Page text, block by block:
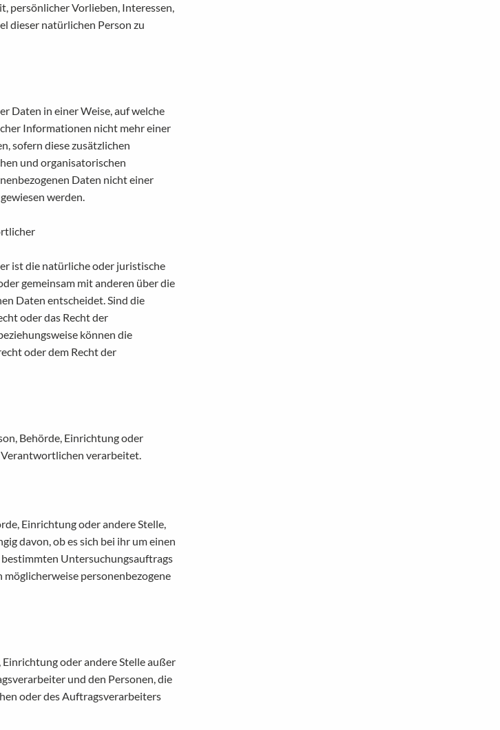
persönlicher Vorlieben, Interessen,
dieser natürlichen Person zu
Daten in einer Weise, auf welche
Informationen nicht mehr einer
sofern diese zusätzlichen
und organisatorischen
Daten nicht einer
werden.
ist die natürliche oder juristische
gemeinsam mit anderen über die
Daten entscheidet. Sind die
oder das Recht der
können die
oder dem Recht der
Behörde, Einrichtung oder
Verantwortlichen verarbeitet.
Einrichtung oder andere Stelle,
davon, ob es sich bei ihr um einen
Untersuchungsauftrags
personenbezogene
oder andere Stelle außer
und den Personen, die
oder des Auftragsverarbeiters